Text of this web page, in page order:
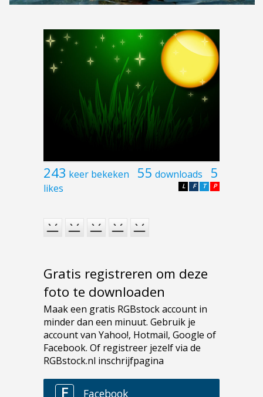
243 keer bekeken 55 downloads 5
likes P
T
F
L
Gratis registreren om deze
foto te downloaden